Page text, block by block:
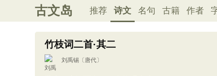
古文岛 推荐 诗文 名句 古籍 作者
竹枝词二首·其二
刘禹锡 〔唐代〕